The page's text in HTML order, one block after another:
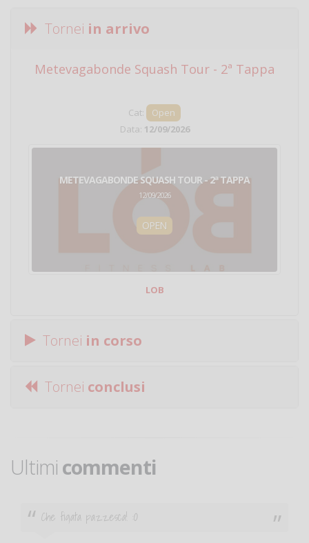
Tornei in arrivo
Metevagabonde Squash Tour - 2ª Tappa
Cat:
Open
Data: 12/09/2026
METEVAGABONDE SQUASH TOUR - 2ª TAPPA
12/09/2026
OPEN
LOB
Tornei in corso
Tornei conclusi
Ultimi commenti
Che figata pazzesca! :O